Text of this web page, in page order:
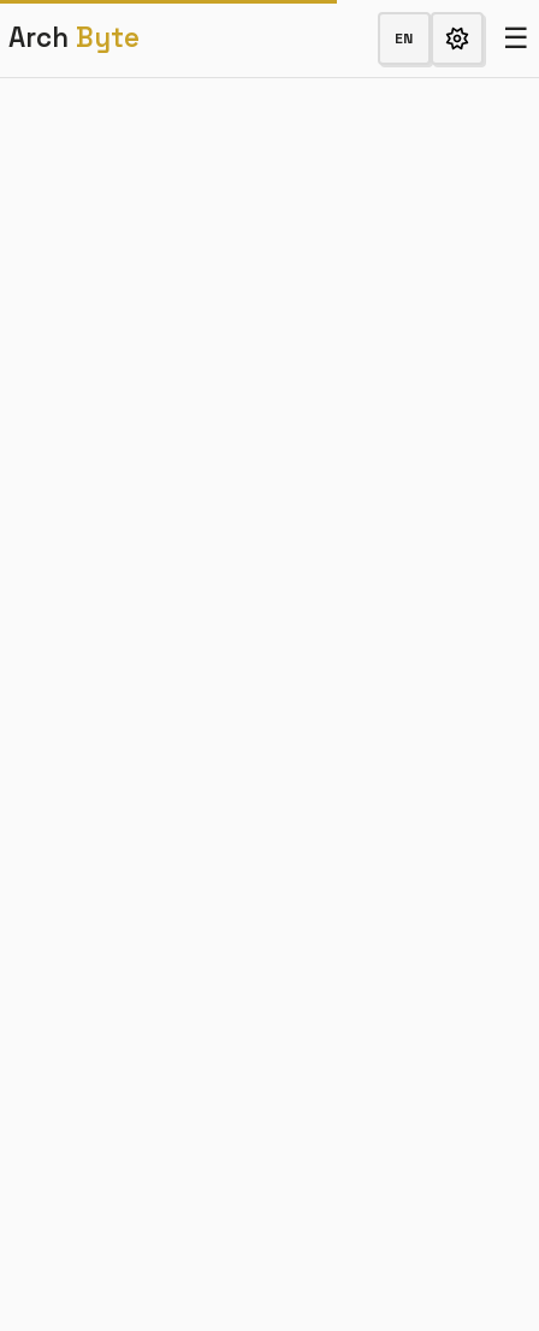
Arch Byte EN ☰